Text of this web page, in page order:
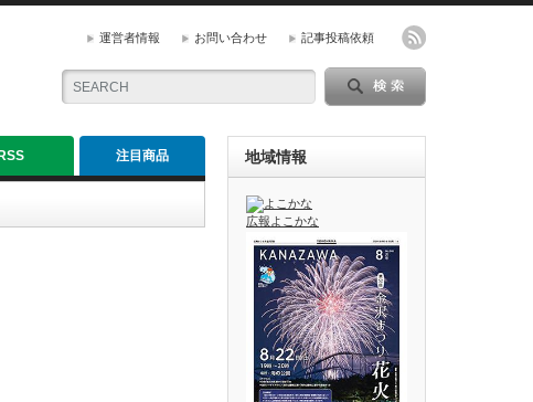
運営者情報 お問い合わせ 記事投稿依頼
RSS 注目商品 地域情報
広報よこかな